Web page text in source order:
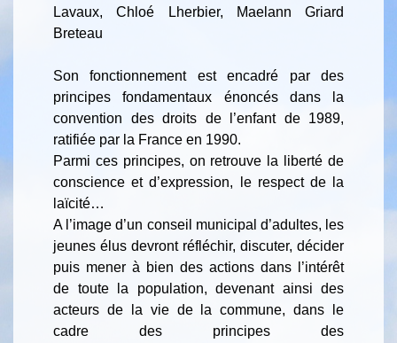
Lavaux, Chloé Lherbier, Maelann Griard
Breteau
Son fonctionnement est encadré par des
principes fondamentaux énoncés dans la
convention des droits de l’enfant de 1989,
ratifiée par la France en 1990.
Parmi ces principes, on retrouve la liberté de
conscience et d’expression, le respect de la
laïcité…
A l’image d’un conseil municipal d’adultes, les
jeunes élus devront réfléchir, discuter, décider
puis mener à bien des actions dans l’intérêt
de toute la population, devenant ainsi des
acteurs de la vie de la commune, dans le
cadre des principes des